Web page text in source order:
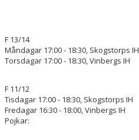
F 13/14
Måndagar 17:00 - 18:30, Skogstorps IH
Torsdagar 17:00 - 18:30, Vinbergs IH
F 11/12
Tisdagar 17:00 - 18:30, Skogstorps IH
Fredagar 16:30 - 18:00, Vinbergs IH
Pojkar: